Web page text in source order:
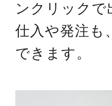
ンクリックで
仕入や発注も
できます。